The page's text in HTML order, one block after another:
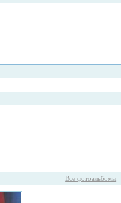
Все фотоальбомы